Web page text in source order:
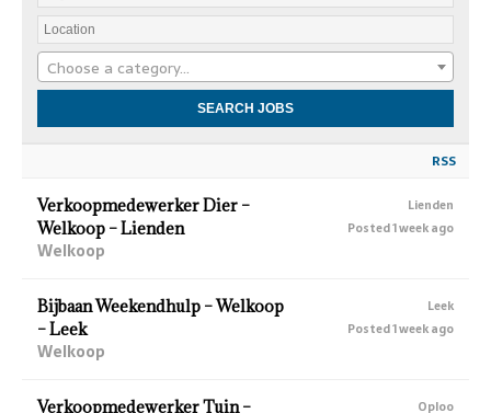
Choose a category…
RSS
Verkoopmedewerker Dier –
Welkoop – Lienden
Welkoop
Lienden
Posted 1 week ago
Bijbaan Weekendhulp – Welkoop
– Leek
Welkoop
Leek
Posted 1 week ago
Verkoopmedewerker Tuin –
Oploo